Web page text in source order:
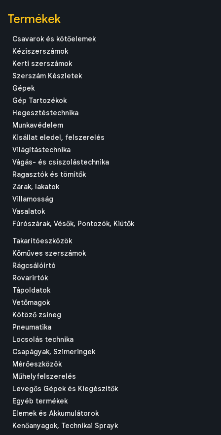
Termékek
Csavarok és kötőelemek
Kéziszerszámok
Kerti szerszámok
Szerszám Készletek
Gépek
Gép Tartozékok
Hegesztéstechnika
Munkavédelem
Kisállat eledel, felszerelés
Világítástechnika
Vágás- és csiszolástechnika
Ragasztók és tömítők
Zárak, lakatok
Villamosság
Vasalatok
Fúrószárak, Vésők, Pontozók, Kiütők
Takarítóeszközök
Kőműves szerszámok
Rágcsálóirtó
Rovarirtók
Tápoldatok
Vetőmagok
Kötöző zsineg
Pneumatika
Locsolás technika
Csapágyak, Szimeringek
Mérőeszközök
Műhelyfelszerelés
Levegős Gépek és Kiegészítők
Egyéb termékek
Elemek és Akkumulátorok
Kenőanyagok, Technikai Sprayk